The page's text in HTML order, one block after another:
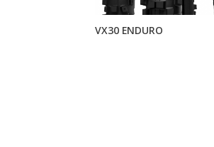
VX30 ENDURO